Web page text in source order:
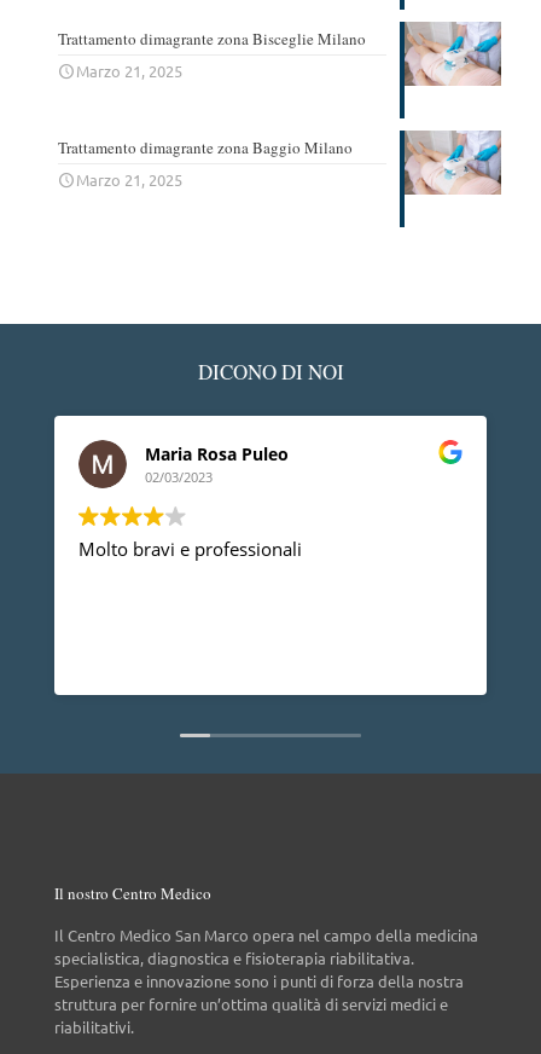
Trattamento dimagrante zona Bisceglie Milano
Marzo 21, 2025
Trattamento dimagrante zona Baggio Milano
Marzo 21, 2025
DICONO DI NOI
Maria Rosa Puleo
02/03/2023
Molto bravi e professionali
Il nostro Centro Medico
Il Centro Medico San Marco opera nel campo della medicina
specialistica, diagnostica e fisioterapia riabilitativa.
Esperienza e innovazione sono i punti di forza della nostra
struttura per fornire un’ottima qualità di servizi medici e
riabilitativi.